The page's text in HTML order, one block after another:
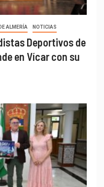
ALMERÍA NOTICIAS
Deportivos de
en Vícar con su